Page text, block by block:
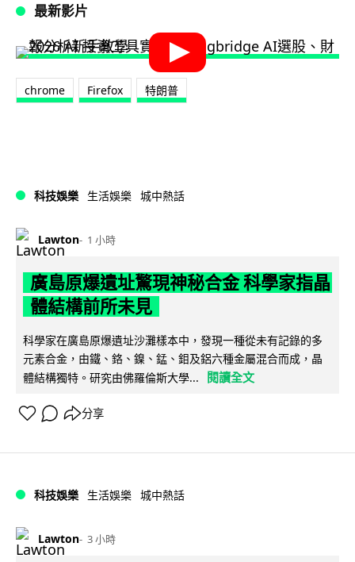
最新影片
chrome Firefox 特朗普
科技娛樂 生活娛樂 城中熱話
Lawton 1 小時
廣島原爆遺址驚現神秘合金 科學家指晶
體結構前所未見
科學家在廣島原爆遺址沙灘樣本中，發現一種從未有記錄的多
元素合金，由鐵、鉻、鎳、錳、鉬及鋁六種金屬混合而成，晶
體結構獨特。研究由佛羅倫斯大學...
閱讀全文
分享
科技娛樂 生活娛樂 城中熱話
Lawton 3 小時